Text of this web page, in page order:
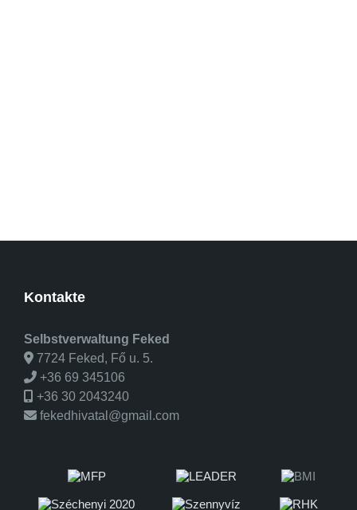
Kontakte
Selbstverwaltung Feked
7724 Feked, Fő u. 5.
+36 69 345106
+36 30 2043240
fekedhivatal@gmail.com